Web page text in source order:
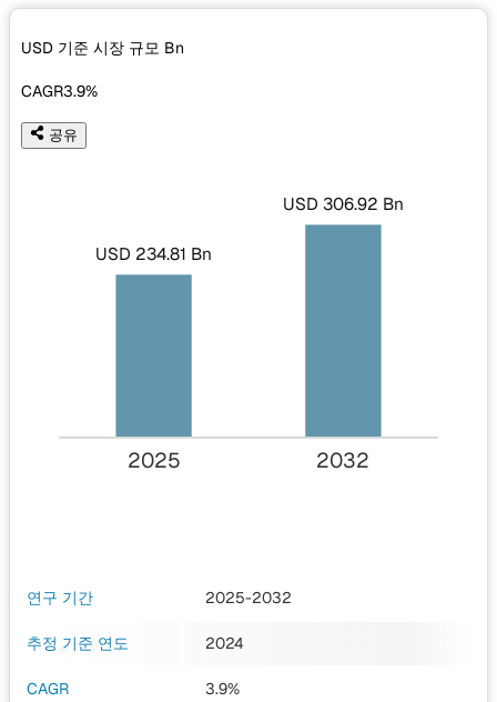
USD 기준 시장 규모 Bn
CAGR3.9%
공유
USD 234.81 Bn
USD 306.92 Bn
2025 2032
연구 기간 2025-2032
추정 기준 연도 2024
CAGR 3.9%